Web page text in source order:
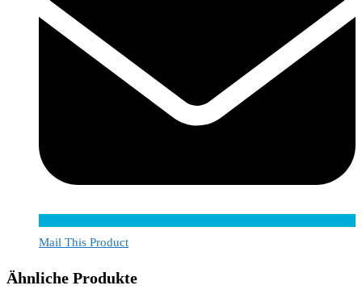
Mail This Product
Ähnliche Produkte